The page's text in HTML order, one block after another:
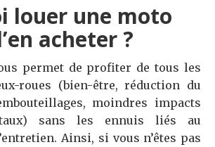
louer une moto
acheter ?
permet de profiter de tous les
roues (bien-être, réduction du
moindres impacts
sans les ennuis liés au
Ainsi, si vous n’êtes pas